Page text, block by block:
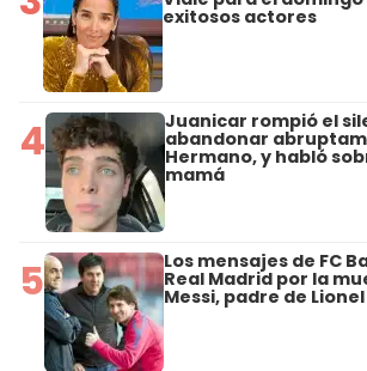
exitosos actores
4 Juanicar rompió el
abandonar
Hermano, y habló
mamá
5 Los mensajes de FC
Real Madrid por la
Messi, padre de